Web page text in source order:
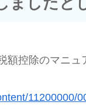
額控除のマニュ
11200000/